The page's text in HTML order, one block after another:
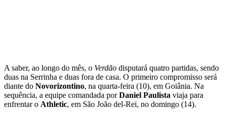
A saber, ao longo do mês, o Verdão disputará quatro partidas, sendo
duas na Serrinha e duas fora de casa. O primeiro compromisso será
diante do Novorizontino, na quarta-feira (10), em Goiânia. Na
sequência, a equipe comandada porDaniel Paulista viaja para
enfrentar o Athletic, em São João del-Rei, no domingo (14).